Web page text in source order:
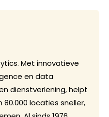
Met innovatieve
en data
dienstverlening, helpt
80.000 locaties sneller,